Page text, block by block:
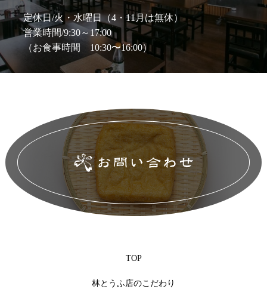
定休日/火・水曜日（4・11月は無休）
営業時間/9:30～17:00
（お食事時間 10:30〜16:00）
TOP
林とうふ店のこだわり